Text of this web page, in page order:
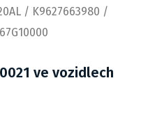
/ K9627663980 /
ve vozidlech